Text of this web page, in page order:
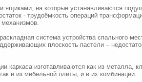
на которые устанавливаются
- трудоёмкость операций
система устройства спального
плоскость пастели –
каркаса изготавливаются как из металла,
и из мебельной плиты, и в их комбинации.